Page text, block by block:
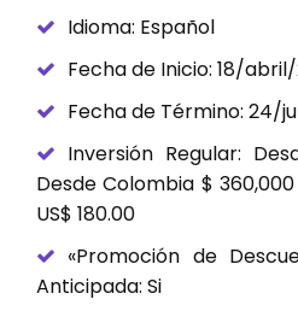
Idioma: Español
Fecha de Inicio: 18/abril/
Fecha de Término: 24/
Inversión Regular:
Desde Colombia $
US$ 180.00
«Promoción de
Anticipada: Si